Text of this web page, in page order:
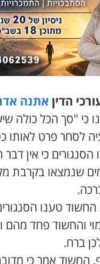
עו"ד עמית רוזנצויג
משפט פלילי דיני תעבורה
0532700200
פלילי מעצרים וחקירות
0549199449
עו"ד מוחמד רחאל
פלילי פשיעה חמורה
מעצרים וחקירות
בר ציון – אוזן משרד
פלילי עבירות תנועה
0505258475
הדין אתנה
כי "סך הכל כולה
לסחר פרט
הסנגורים כי אין
שנמצאו בקרבת
החשוד טענו
והחשוד פחד מהם
ברח.
עו"ד דותן דניאלי
פלילי פשיעה חמורה